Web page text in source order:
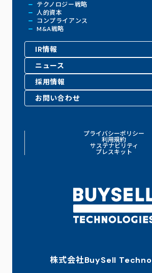
株式会社BuySell
テクノロジー戦略
人的資本
コンプライアンス
M&A戦略
IR情報
ニュース
採用情報
お問い合わせ
プライバシーポリシー
利用規約
サステナビリティ
プレスキット